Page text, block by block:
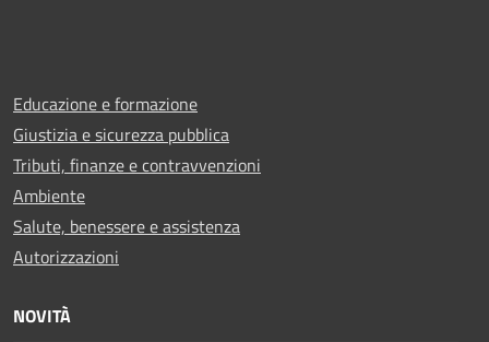
Educazione e formazione
Giustizia e sicurezza pubblica
Tributi, finanze e contravvenzioni
Ambiente
Salute, benessere e assistenza
Autorizzazioni
NOVITÀ